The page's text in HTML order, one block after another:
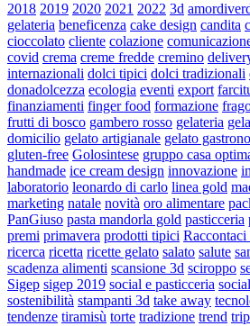
2018 2019 2020 2021 2022 3d
gelateria beneficenza cake design candita
cioccolato cliente colazione
covid crema creme fredde cremino
internazionali dolci tipici dolci tradizionali
donadolcezza ecologia eventi export
finanziamenti finger food formazione
frutti di bosco gambero rosso gelateria
domicilio gelato artigianale gelato
gluten-free Golosintese gruppo casa
handmade ice cream design innovazione
laboratorio leonardo di carlo linea gold
marketing natale novità oro alimentare
PanGiuso pasta mandorla gold pasticceria
premi primavera prodotti tipici Raccontaci
ricerca ricetta ricette gelato salato salute
scadenza alimenti scansione 3d sciroppo
Sigep sigep 2019 social e pasticceria
sostenibilità stampanti 3d take away
tendenze tiramisù torte tradizione trend